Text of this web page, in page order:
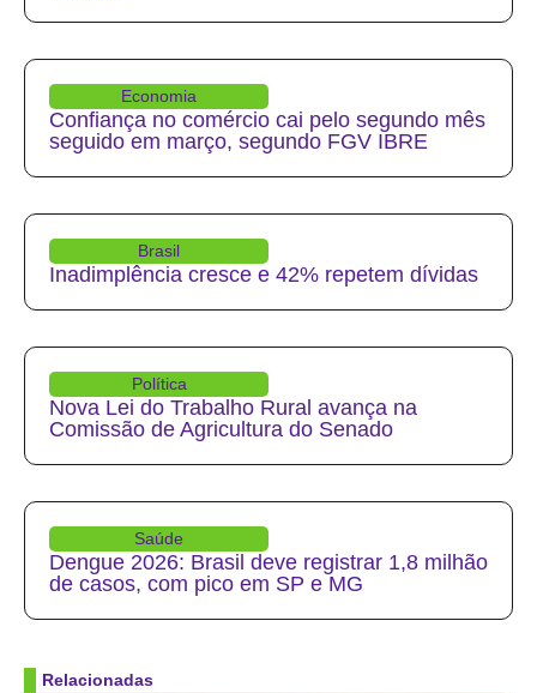
Economia
Confiança no comércio cai pelo segundo mês
seguido em março, segundo FGV IBRE
Brasil
Inadimplência cresce e 42% repetem dívidas
Política
Nova Lei do Trabalho Rural avança na
Comissão de Agricultura do Senado
Saúde
Dengue 2026: Brasil deve registrar 1,8 milhão
de casos, com pico em SP e MG
Relacionadas